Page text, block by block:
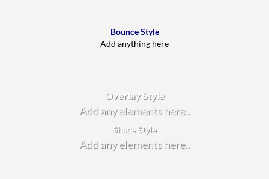
Bounce Style
Add anything here
Overlay Style
Add any elements here..
Shade Style
Add any elements here..